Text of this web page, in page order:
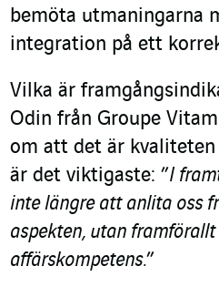
bemöta utmaningarna
integration på ett
Vilka är
Odin från Groupe
om att det är
är det viktigaste: ”I
inte längre att anlita oss
aspekten, utan
affärskompetens.”